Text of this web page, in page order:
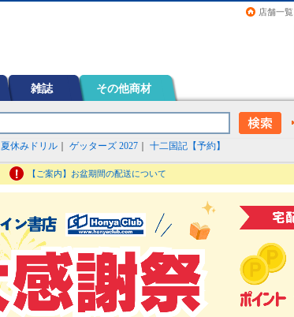
店舗一覧
雑誌 その他商材
夏休みドリル ゲッターズ 2027 十二国記【予約】
【ご案内】お盆期間の配送について